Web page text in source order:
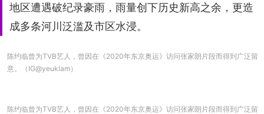
地区遭遇破纪录豪雨，雨量创下历史新高之余，更造
成多条河川泛滥及市区水浸。
陈约临曾为TVB艺人，曾因在《2020年东京奥运》访问张家朗片段而得到广泛留
意。（IG@yeuklam）
陈约临曾为TVB艺人，曾因在《2020年东京奥运》访问张家朗片段而得到广泛留